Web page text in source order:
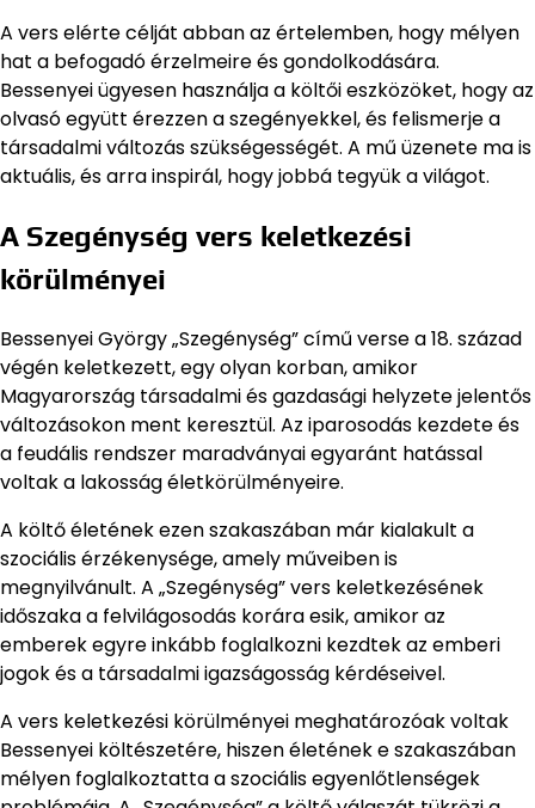
A vers elérte célját abban az értelemben, hogy mélyen
hat a befogadó érzelmeire és gondolkodására.
Bessenyei ügyesen használja a költői eszközöket, hogy az
olvasó együtt érezzen a szegényekkel, és felismerje a
társadalmi változás szükségességét. A mű üzenete ma is
aktuális, és arra inspirál, hogy jobbá tegyük a világot.
A Szegénység vers keletkezési
körülményei
Bessenyei György „Szegénység” című verse a 18. század
végén keletkezett, egy olyan korban, amikor
Magyarország társadalmi és gazdasági helyzete jelentős
változásokon ment keresztül. Az iparosodás kezdete és
a feudális rendszer maradványai egyaránt hatással
voltak a lakosság életkörülményeire.
A költő életének ezen szakaszában már kialakult a
szociális érzékenysége, amely műveiben is
megnyilvánult. A „Szegénység” vers keletkezésének
időszaka a felvilágosodás korára esik, amikor az
emberek egyre inkább foglalkozni kezdtek az emberi
jogok és a társadalmi igazságosság kérdéseivel.
A vers keletkezési körülményei meghatározóak voltak
Bessenyei költészetére, hiszen életének e szakaszában
mélyen foglalkoztatta a szociális egyenlőtlenségek